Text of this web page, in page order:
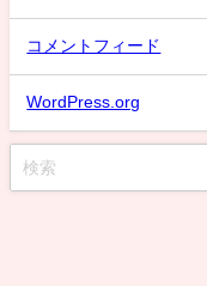
コメントフィード
WordPress.org